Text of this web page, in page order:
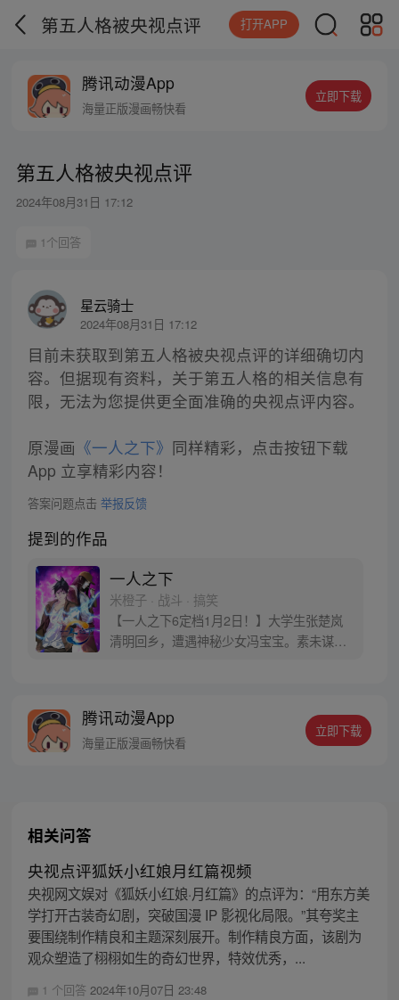
第五人格被央视点评 打开APP
腾讯动漫App
海量正版漫画畅快看
立即下载
第五人格被央视点评
2024年08月31日 17:12
1个回答
星云骑士
2024年08月31日 17:12
目前未获取到第五人格被央视点评的详细确切内
容。但据现有资料，关于第五人格的相关信息有
限，无法为您提供更全面准确的央视点评内容。
原漫画 《一人之下》 同样精彩，点击按钮下载
App 立享精彩内容！
答案问题点击 举报反馈
提到的作品
一人之下
米橙子 · 战斗 · 搞笑
【一人之下6定档1月2日！】大学生张楚岚
清明回乡，遭遇神秘少女冯宝宝。素未谋面
密，张楚岚的生活被彻底颠覆，与冯宝宝一
同踏上“异人”之旅。
腾讯动漫App
海量正版漫画畅快看
立即下载
相关问答
央视点评狐妖小红娘月红篇视频
央视网文娱对《狐妖小红娘·月红篇》的点评为：“用东方美
学打开古装奇幻剧，突破国漫 IP 影视化局限。”其夸奖主
要围绕制作精良和主题深刻展开。制作精良方面，该剧为
观众塑造了栩栩如生的奇幻世界，特效优秀，...
1 个回答 2024年10月07日 23:48